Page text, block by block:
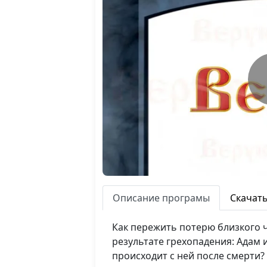
Описание програмы
Как пережить потерю
результате грехопадения:
происходит с ней после